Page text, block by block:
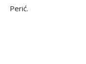
Perić.